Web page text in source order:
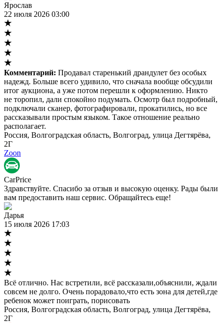
Ярослав
22 июля 2026 03:00
Комментарий: Продавал старенький драндулет без особых
надежд. Больше всего удивило, что сначала вообще обсудили
итог аукциона, а уже потом перешли к оформлению. Никто
не торопил, дали спокойно подумать. Осмотр был подробный,
подключали сканер, фотографировали, прокатились, но все
рассказывали простым языком. Такое отношение реально
располагает.
Россия, Волгоградская область, Волгоград, улица Дегтярёва,
2Г
Zoon
CarPrice
Здравствуйте. Спасибо за отзыв и высокую оценку. Рады были
вам предоставить наш сервис. Обращайтесь еще!
Дарья
15 июля 2026 17:03
Всё отлично. Нас встретили, всё рассказали,объяснили, ждали
совсем не долго. Очень порадовало,что есть зона для детей,где
ребенок может поиграть, порисовать
Россия, Волгоградская область, Волгоград, улица Дегтярёва,
2Г